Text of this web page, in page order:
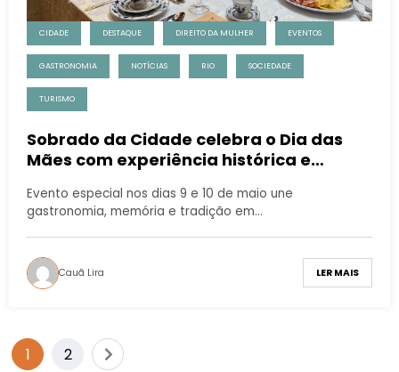
CIDADE DESTAQUE DIREITO DA MULHER EVENTOS
GASTRONOMIA NOTÍCIAS RIO SOCIEDADE
TURISMO
Sobrado da Cidade celebra o Dia das
Mães com experiência histórica e
Evento especial nos dias 9 e 10 de maio une
gastronomia, memória e tradição em…
Cauã Lira LER MAIS
1 2